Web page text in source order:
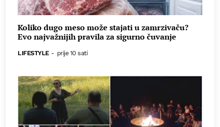
Koliko dugo meso može stajati u zamrzivaču?
Evo najvažnijih pravila za sigurno čuvanje
LIFESTYLE - prije 10 sati